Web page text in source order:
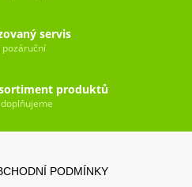
servis
produktů
PODMÍNKY